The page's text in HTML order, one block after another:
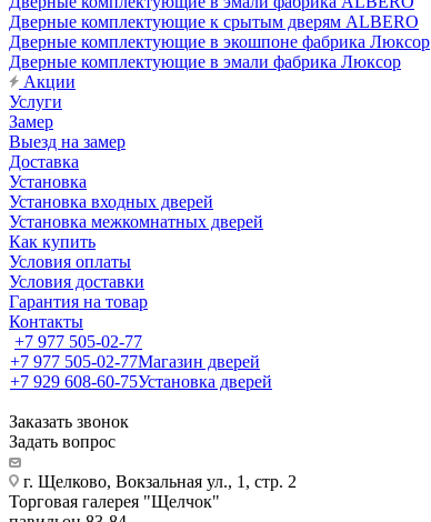
Дверные комплектующие к срытым дверям ALBERO
Дверные комплектующие в экошпоне фабрика Люксор
Дверные комплектующие в эмали фабрика Люксор
Акции
Услуги
Замер
Выезд на замер
Доставка
Установка
Установка входных дверей
Установка межкомнатных дверей
Как купить
Условия оплаты
Условия доставки
Гарантия на товар
Контакты
+7 977 505-02-77
+7 977 505-02-77Магазин дверей
+7 929 608-60-75Установка дверей
Заказать звонок
Задать вопрос
г. Щелково, Вокзальная ул., 1, стр. 2
Торговая галерея "Щелчок"